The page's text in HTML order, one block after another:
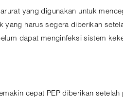
yang digunakan untuk
yang harus segera diberikan
dapat menginfeksi sistem
cepat PEP diberikan